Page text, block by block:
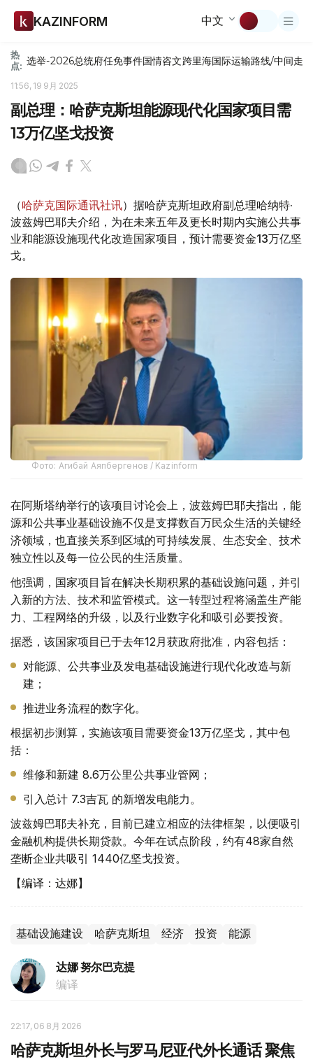
KAZINFORM 中文
热
点: 选举-2026总统府任免事件国情咨文跨里海国际运输路线/中间走廊
11:56, 19 9月 2025
副总理：哈萨克斯坦能源现代化国家项目需
13万亿坚戈投资
（哈萨克国际通讯社讯）据哈萨克斯坦政府副总理哈纳特·
波兹姆巴耶夫介绍，为在未来五年及更长时期内实施公共事
业和能源设施现代化改造国家项目，预计需要资金13万亿坚
戈。
Фото: Агибай Аяпбергенов / Kazinform
在阿斯塔纳举行的该项目讨论会上，波兹姆巴耶夫指出，能
源和公共事业基础设施不仅是支撑数百万民众生活的关键经
济领域，也直接关系到区域的可持续发展、生态安全、技术
独立性以及每一位公民的生活质量。
他强调，国家项目旨在解决长期积累的基础设施问题，并引
入新的方法、技术和监管模式。这一转型过程将涵盖生产能
力、工程网络的升级，以及行业数字化和吸引必要投资。
据悉，该国家项目已于去年12月获政府批准，内容包括：
对能源、公共事业及发电基础设施进行现代化改造与新
建；
推进业务流程的数字化。
根据初步测算，实施该项目需要资金13万亿坚戈，其中包
括：
维修和新建 8.6万公里公共事业管网；
引入总计 7.3吉瓦 的新增发电能力。
波兹姆巴耶夫补充，目前已建立相应的法律框架，以便吸引
金融机构提供长期贷款。今年在试点阶段，约有48家自然
垄断企业共吸引 1440亿坚戈投资。
【编译：达娜】
基础设施建设 哈萨克斯坦 经济 投资 能源
达娜 努尔巴克提
编译
22:17, 06 8月 2026
哈萨克斯坦外长与罗马尼亚代外长通话 聚焦